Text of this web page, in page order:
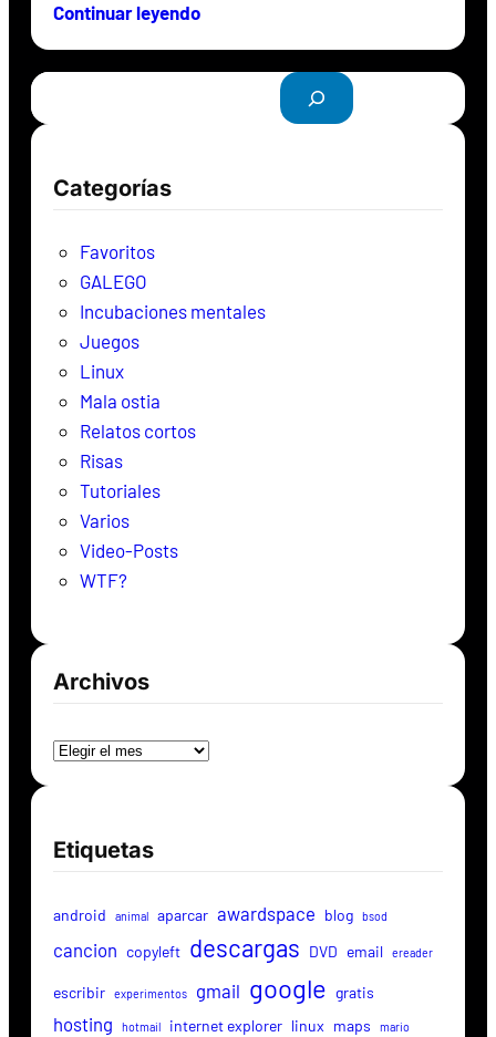
Continuar leyendo
B
u
s
Categorías
Favoritos
GALEGO
Incubaciones mentales
Juegos
Linux
Mala ostia
Relatos cortos
Risas
Tutoriales
Varios
Video-Posts
WTF?
Archivos
Etiquetas
android animal aparcar awardspace blog bsod
cancion copyleft descargas DVD email ereader
escribir experimentos gmail google gratis
hosting hotmail internet explorer linux maps mario